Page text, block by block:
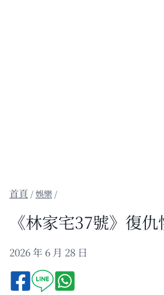
/娛樂 /
《林家宅37號》復
2026 年 6 月 28 日